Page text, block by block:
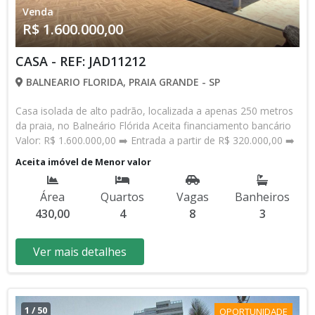
Venda
R$ 1.600.000,00
CASA - REF: JAD11212
BALNEARIO FLORIDA, PRAIA GRANDE - SP
Casa isolada de alto padrão, localizada a apenas 250 metros
da praia, no Balneário Flórida Aceita financiamento bancário
Valor: R$ 1.600.000,00 ➡️ Entrada a partir de R$ 320.000,00 ➡️
À vista ou financiamento bancário ➡️ Aceita imóvel de menor
valor e veículo como parte de pagamento Detalhes do
Imóvel: • 04 dormitórios • 01 escritório • Sala ampla • Cozinha
• Banheiros sociais • Casa auxiliar com 02 dormitórios e
demais dependências • Piscina • Espaço gourmet • 08 vagas
R$ 872,53 Diferenciais: Imóvel amplo, totalmente isolado,
ideal para famílias grandes ou para quem busca conforto,
independente. Localização Privilegiada: • 250 metros da praia
Aceita imóvel de Menor valor
Área
430,00
Quartos
4
Vagas
8
Banheiros
3
Ver mais detalhes
1 / 50 OPORTUNIDADE